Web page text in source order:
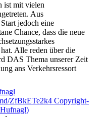
ist mit vielen
Aus
jedoch eine
Chance, dass die neue
Alle reden über die
DAS Thema unserer Zeit
ans Verkehrsressort